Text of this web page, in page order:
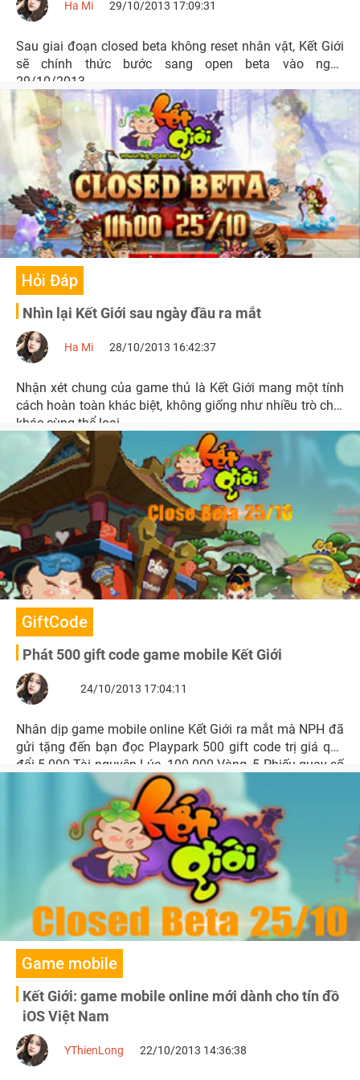
Ha Mi 29/10/2013 17:09:31
Sau giai đoạn closed beta không reset nhân vật, Kết Giới
sẽ chính thức bước sang open beta vào ngày
29/10/2013.
Hỏi Đáp
Nhìn lại Kết Giới sau ngày đầu ra mắt
Ha Mi 28/10/2013 16:42:37
Nhận xét chung của game thủ là Kết Giới mang một tính
cách hoàn toàn khác biệt, không giống như nhiều trò chơi
khác cùng thể loại.
GiftCode
Phát 500 gift code game mobile Kết Giới
24/10/2013 17:04:11
Nhân dịp game mobile online Kết Giới ra mắt mà NPH đã
gửi tặng đến bạn đọc Playpark 500 gift code trị giá quy
đổi 5.000 Tài nguyên Lúa, 100.000 Vàng, 5 Phiếu quay số
may mắn, 1 Túi Ngọc cường hóa.
Game mobile
Kết Giới: game mobile online mới dành cho tín đồ
iOS Việt Nam
YThienLong 22/10/2013 14:36:38